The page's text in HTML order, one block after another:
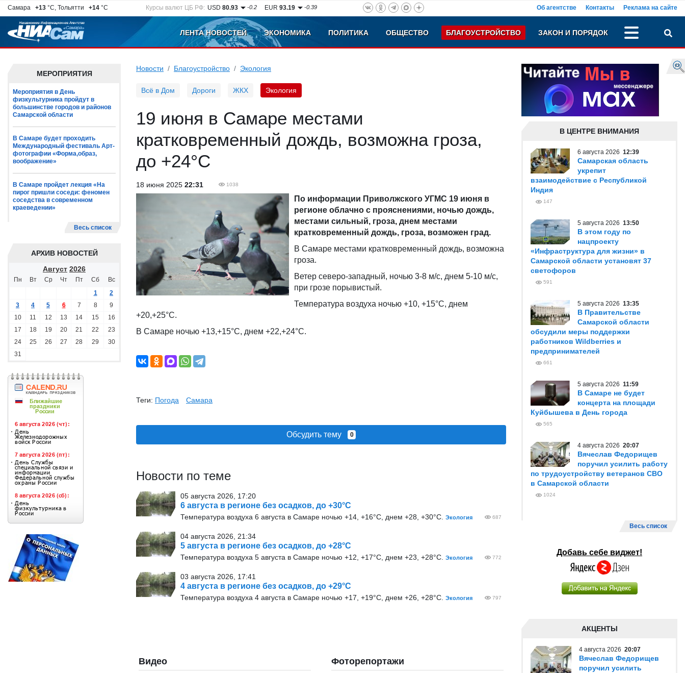
Самара +13 °C, Тольятти +14 °C Курсы валют ЦБ РФ: USD80.93 -0.2 EUR93.19 -0.39 Об агентстве Контакты Реклама на сайте
ЛЕНТА НОВОСТЕЙ ЭКОНОМИКА ПОЛИТИКА ОБЩЕСТВО БЛАГОУСТРОЙСТВО ЗАКОН И ПОРЯДОК
МЕРОПРИЯТИЯ
Мероприятия в День
физкультурника пройдут в
большинстве городов и районов
Самарской области
В Самаре будет проходить
Международный фестиваль Арт-
фотографии «Форма,образ,
воображение»
В Самаре пройдет лекция «На
пирог пришли соседи: феномен
соседства в современном
краеведении»
Весь список
АРХИВ НОВОСТЕЙ
Август 2026
Пн Вт Ср Чт Пт Сб
Вс
1
2
3
4 5 6 7 8
9
10
11 12 13 14 15
16
17
18 19 20 21 22
23
24
25 26 27 28 29
30
31
Новости Благоустройство Экология
Всё в Дом Дороги ЖКХ Экология
19 июня в Самаре местами
кратковременный дождь, возможна гроза,
до +24°С
18 июня 2025 22:31 1038
По информации Приволжского УГМС 19 июня в
регионе облачно с прояснениями, ночью дождь,
местами сильный, гроза, днем местами
кратковременный дождь, гроза, возможен град.
В Самаре местами кратковременный дождь, возможна
гроза.
Ветер северо-западный, ночью 3-8 м/с, днем 5-10 м/с,
при грозе порывистый.
Температура воздуха ночью +10, +15°С, днем
+20,+25°С.
В Самаре ночью +13,+15°С, днем +22,+24°С.
Теги: Погода Самара
Обсудить тему 0
Новости по теме
05 августа 2026, 17:20
6 августа в регионе без осадков, до +30°С
Температура воздуха 6 августа в Самаре ночью +14, +16°С, днем +28, +30°С. Экология 687
04 августа 2026, 21:34
5 августа в регионе без осадков, до +28°С
Температура воздуха 5 августа в Самаре ночью +12, +17°С, днем +23, +28°С. Экология 772
03 августа 2026, 17:41
4 августа в регионе без осадков, до +29°С
Температура воздуха 4 августа в Самаре ночью +17, +19°С, днем +26, +28°С. Экология 797
Видео Фоторепортажи
В ЦЕНТРЕ ВНИМАНИЯ
6 августа 2026 12:39
Самарская область
укрепит
взаимодействие с Республикой
Индия
147
5 августа 2026 13:50
В этом году по
нацпроекту
«Инфраструктура для жизни» в
Самарской области установят 37
светофоров
591
5 августа 2026 13:35
В Правительстве
Самарской области
обсудили меры поддержки
работников Wildberries и
предпринимателей
661
5 августа 2026 11:59
В Самаре не будет
концерта на площади
Куйбышева в День города
565
4 августа 2026 20:07
Вячеслав Федорищев
поручил усилить работу
по трудоустройству ветеранов СВО
в Самарской области
1024
Весь список
Добавь себе виджет!
АКЦЕНТЫ
4 августа 2026 20:07
Вячеслав Федорищев
поручил усилить